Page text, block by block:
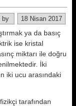
18 Nisan 2017
by
ya da basıç
ise kristal
miktarı ile doğru
İki
iki ucu arasındaki
tarafından